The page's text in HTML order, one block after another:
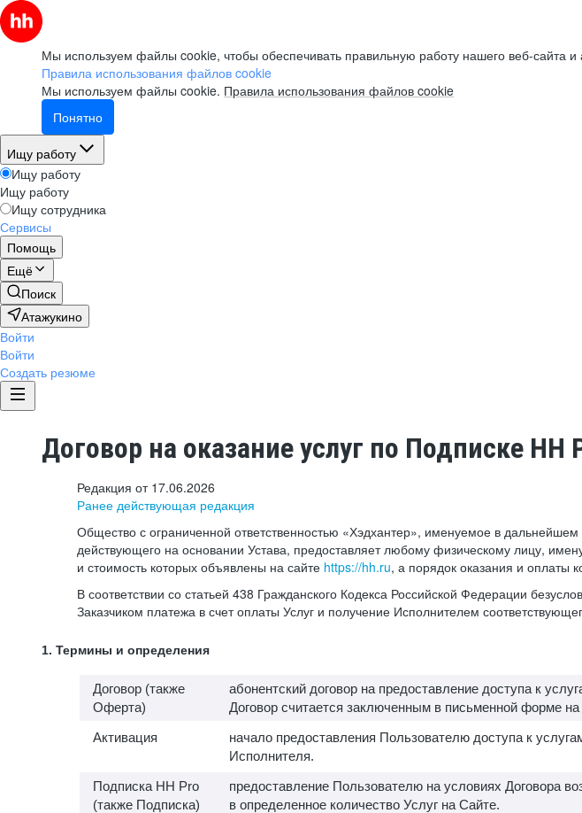
Мы используем файлы cookie, чтобы обеспечивать правильную работу нашего веб-сайта и
Правила использования файлов cookie
Мы используем файлы cookie. Правила использования файлов cookie
Понятно
Ищу работу
Ищу работу
Ищу работу
Ищу сотрудника
Сервисы
Помощь
Ещё
Поиск
Атажукино
Войти
Войти
Создать резюме
Договор на оказание услуг по Подписке HH
Редакция от 17.06.2026
Ранее действующая редакция
Общество с ограниченной ответственностью «Хэдхантер», именуемое в
действующего на основании Устава, предоставляет любому физическому лицу,
и стоимость которых объявлены на сайте https://hh.ru, а порядок оказания и оплаты
В соответствии со статьей 438 Гражданского Кодекса Российской Федерации
Заказчиком платежа в счет оплаты Услуг и получение Исполнителем
1. Термины и определения
Договор (также
Оферта)
абонентский договор на предоставление доступа к
Договор считается заключенным в письменной форме
Активация
начало предоставления Пользователю доступа к
Исполнителя.
Подписка HH Pro
(также Подписка)
предоставление Пользователю на условиях Договора
в определенное количество Услуг на Сайте.